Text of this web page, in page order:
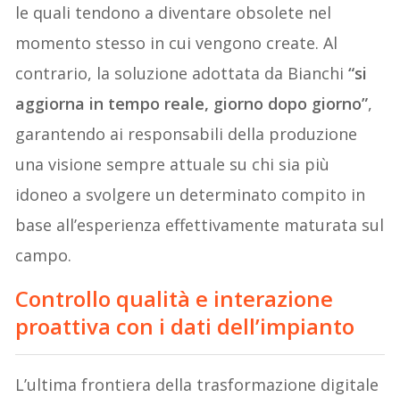
le quali tendono a diventare obsolete nel
momento stesso in cui vengono create. Al
contrario, la soluzione adottata da Bianchi“si
aggiorna in tempo reale, giorno dopo giorno”,
garantendo ai responsabili della produzione
una visione sempre attuale su chi sia più
idoneo a svolgere un determinato compito in
base all’esperienza effettivamente maturata sul
campo.
Controllo qualità e interazione
proattiva con i dati dell’impianto
L’ultima frontiera della trasformazione digitale